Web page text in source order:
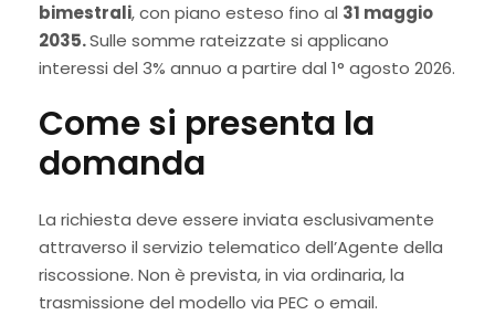
bimestrali, con piano esteso fino al 31 maggio
2035.Sulle somme rateizzate si applicano
interessi del 3% annuo a partire dal 1° agosto 2026.
Come si presenta la
domanda
La richiesta deve essere inviata esclusivamente
attraverso il servizio telematico dell’Agente della
riscossione. Non è prevista, in via ordinaria, la
trasmissione del modello via PEC o email.